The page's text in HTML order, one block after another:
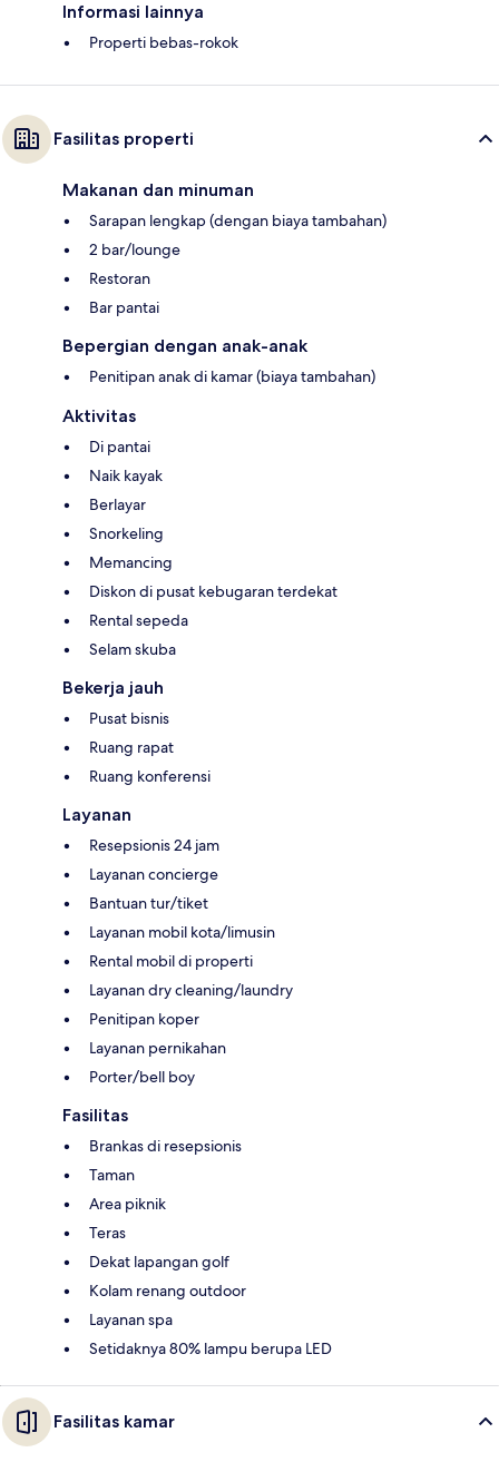
Informasi lainnya
Properti bebas-rokok
Fasilitas properti
Makanan dan minuman
Sarapan lengkap (dengan biaya tambahan)
2 bar/lounge
Restoran
Bar pantai
Bepergian dengan anak-anak
Penitipan anak di kamar (biaya tambahan)
Aktivitas
Di pantai
Naik kayak
Berlayar
Snorkeling
Memancing
Diskon di pusat kebugaran terdekat
Rental sepeda
Selam skuba
Bekerja jauh
Pusat bisnis
Ruang rapat
Ruang konferensi
Layanan
Resepsionis 24 jam
Layanan concierge
Bantuan tur/tiket
Layanan mobil kota/limusin
Rental mobil di properti
Layanan dry cleaning/laundry
Penitipan koper
Layanan pernikahan
Porter/bell boy
Fasilitas
Brankas di resepsionis
Taman
Area piknik
Teras
Dekat lapangan golf
Kolam renang outdoor
Layanan spa
Setidaknya 80% lampu berupa LED
Fasilitas kamar